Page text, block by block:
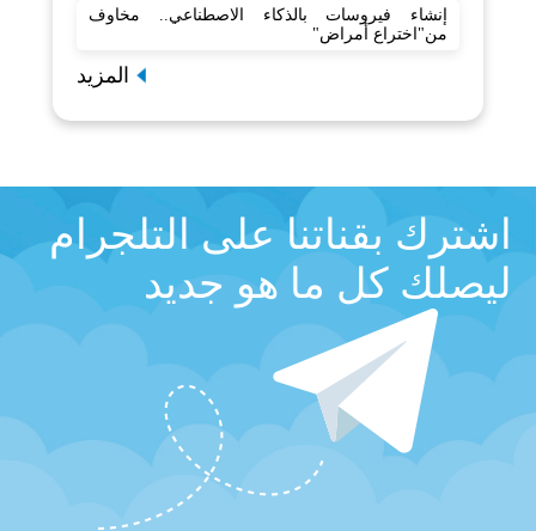
إنشاء فيروسات بالذكاء الاصطناعي.. مخاوف
من"اختراع أمراض"
المزيد
اشترك بقناتنا على التلجرام
ليصلك كل ما هو جديد